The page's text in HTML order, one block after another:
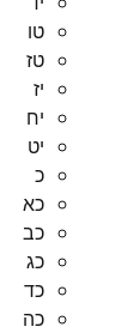
טו
טז
יז
יח
יט
כ
כא
כב
כג
כד
כה